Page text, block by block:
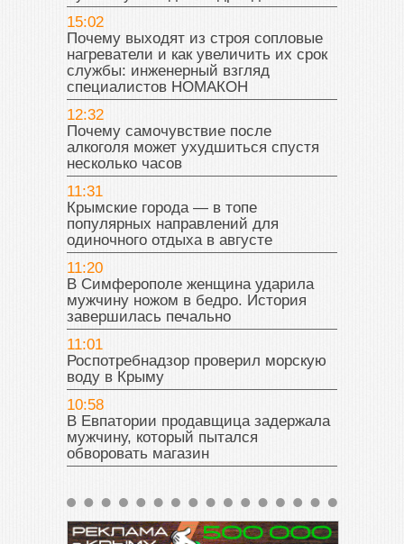
15:02
Почему выходят из строя сопловые
нагреватели и как увеличить их срок
службы: инженерный взгляд
специалистов НОМАКОН
12:32
Почему самочувствие после
алкоголя может ухудшиться спустя
несколько часов
11:31
Крымские города — в топе
популярных направлений для
одиночного отдыха в августе
11:20
В Симферополе женщина ударила
мужчину ножом в бедро. История
завершилась печально
11:01
Роспотребнадзор проверил морскую
воду в Крыму
10:58
В Евпатории продавщица задержала
мужчину, который пытался
обворовать магазин